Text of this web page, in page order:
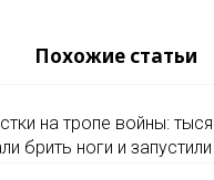
Похожие статьи
на тропе войны:
брить ноги и